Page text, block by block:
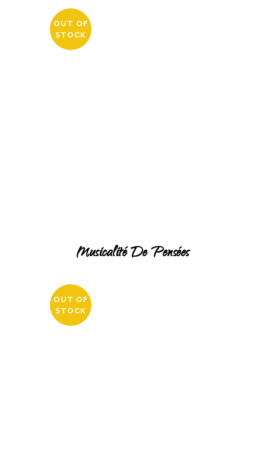
OUT OF
STOCK
Musicalité De Pensées
OUT OF
STOCK